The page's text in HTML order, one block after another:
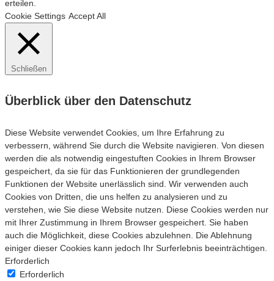
erteilen.
Cookie Settings Accept All
Schließen
Überblick über den Datenschutz
Diese Website verwendet Cookies, um Ihre Erfahrung zu
verbessern, während Sie durch die Website navigieren. Von diesen
werden die als notwendig eingestuften Cookies in Ihrem Browser
gespeichert, da sie für das Funktionieren der grundlegenden
Funktionen der Website unerlässlich sind. Wir verwenden auch
Cookies von Dritten, die uns helfen zu analysieren und zu
verstehen, wie Sie diese Website nutzen. Diese Cookies werden nur
mit Ihrer Zustimmung in Ihrem Browser gespeichert. Sie haben
auch die Möglichkeit, diese Cookies abzulehnen. Die Ablehnung
einiger dieser Cookies kann jedoch Ihr Surferlebnis beeinträchtigen.
Erforderlich
Erforderlich